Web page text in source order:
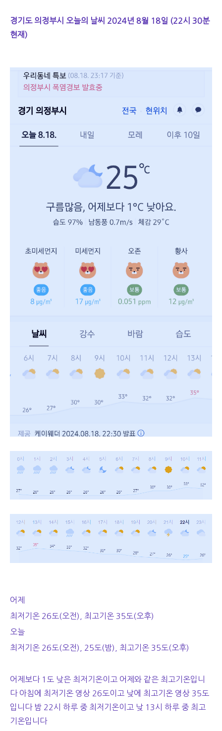
경기도 의정부시 오늘의 날씨 2024년 8월 18일 (22시 30분
현재)
어제
최저기온 26도(오전), 최고기온 35도(오후)
오늘
최저기온 26도(오전), 25도(밤), 최고기온 35도(오후)
어제보다 1도 낮은 최저기온이고 어제와 같은 최고기온입니
다 아침에 최저기온 영상 26도이고 낮에 최고기온 영상 35도
입니다 밤 22시 하루 중 최저기온이고 낮 13시 하루 중 최고
기온입니다